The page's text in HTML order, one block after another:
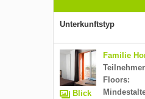
Unterkunftstyp
Blick
Familie
Floors: